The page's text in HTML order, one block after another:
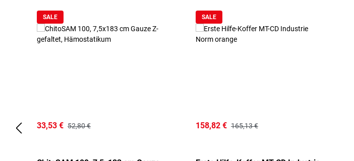
SALE
33,53 € 52,80 €
SALE
158,82 € 165,13 €